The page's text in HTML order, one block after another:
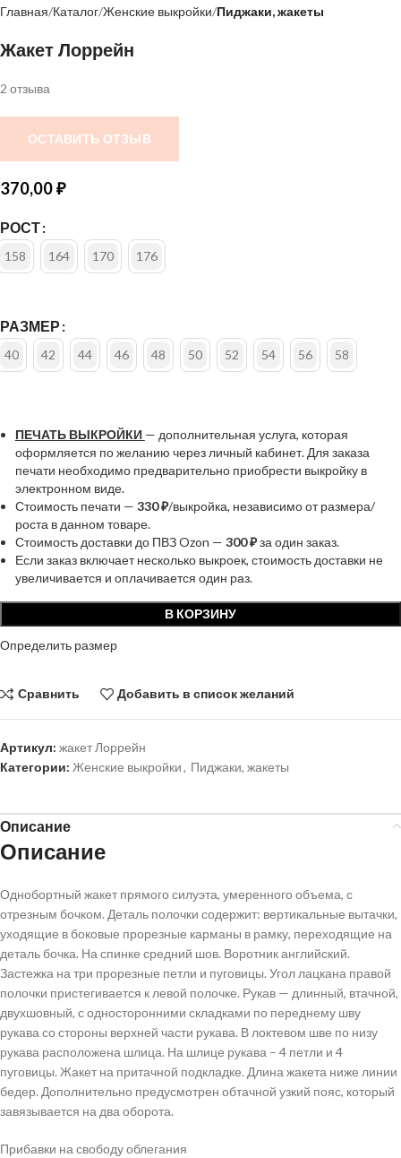
Главная Каталог Женские выкройки Пиджаки, жакеты
Жакет Лоррейн
2 отзыва
ОСТАВИТЬ ОТЗЫВ
370,00₽
РОСТ
158 164 170 176
РАЗМЕР
40 42 44 46 48 50 52 54 56 58
ПЕЧАТЬ ВЫКРОЙКИ — дополнительная услуга, которая
оформляется по желанию через личный кабинет. Для заказа
печати необходимо предварительно приобрести выкройку в
электронном виде.
Стоимость печати — 330 ₽/выкройка, независимо от размера/
роста в данном товаре.
Стоимость доставки до ПВЗ Ozon — 300 ₽за один заказ.
Если заказ включает несколько выкроек, стоимость доставки не
увеличивается и оплачивается один раз.
В КОРЗИНУ
Определить размер
Сравнить Добавить в список желаний
Артикул: жакет Лоррейн
Категории: Женские выкройки, Пиджаки, жакеты
Описание
Описание
Однобортный жакет прямого силуэта, умеренного объема, с
отрезным бочком. Деталь полочки содержит: вертикальные вытачки,
уходящие в боковые прорезные карманы в рамку, переходящие на
деталь бочка. На спинке средний шов. Воротник английский.
Застежка на три прорезные петли и пуговицы. Угол лацкана правой
полочки пристегивается к левой полочке. Рукав — длинный, втачной,
двухшовный, с односторонними складками по переднему шву
рукава со стороны верхней части рукава. В локтевом шве по низу
рукава расположена шлица. На шлице рукава – 4 петли и 4
пуговицы. Жакет на притачной подкладке. Длина жакета ниже линии
бедер. Дополнительно предусмотрен обтачной узкий пояс, который
завязывается на два оборота.
Прибавки на свободу облегания